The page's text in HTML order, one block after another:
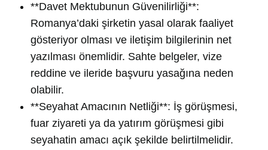
**Davet Mektubunun Güvenilirliği**:
Romanya’daki şirketin yasal olarak faaliyet
gösteriyor olması ve iletişim bilgilerinin net
yazılması önemlidir. Sahte belgeler, vize
reddine ve ileride başvuru yasağına neden
olabilir.
**Seyahat Amacının Netliği**: İş görüşmesi,
fuar ziyareti ya da yatırım görüşmesi gibi
seyahatin amacı açık şekilde belirtilmelidir.